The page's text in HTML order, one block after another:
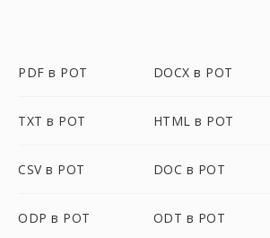
PDF в POT DOCX в POT
TXT в POT HTML в POT
CSV в POT DOC в POT
ODP в POT ODT в POT